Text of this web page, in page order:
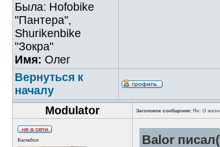
Была: Hofobike
"Пантера",
Shurikenbike
"Зокра"
Имя: Олег
Вернуться к
началу
Modulator
Заголовок сообщения: Re: О
Балабол Balor